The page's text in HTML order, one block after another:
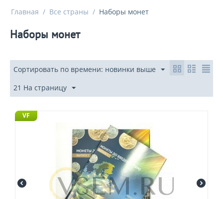
Главная / Все страны / Наборы монет
Наборы монет
Сортировать по времени: новинки выше
21 На страницу
VF